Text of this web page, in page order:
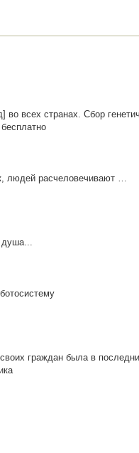
всех странах. Сбор
людей расчеловечивают …
граждан была в